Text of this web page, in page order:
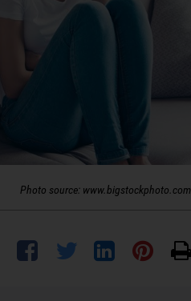
Photo source: www.bigstockphoto.com